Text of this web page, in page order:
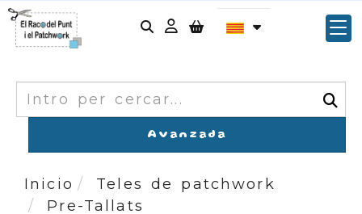
Identifícat
Cercar
Avanzada
Inicio
Teles de patchwork
Pre-Tallats